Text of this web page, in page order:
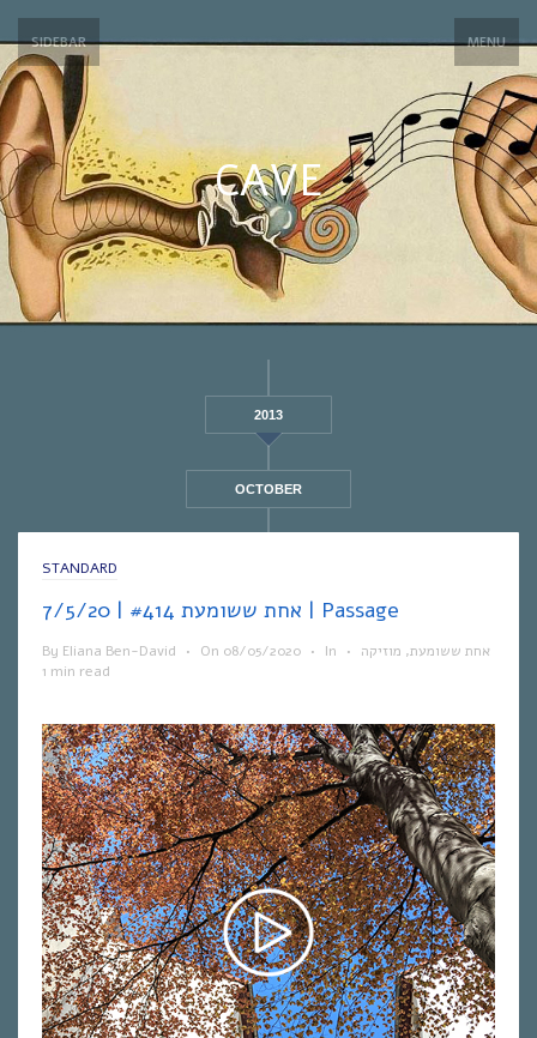
SIDEBAR MENU
CAVE
2013
OCTOBER
STANDARD
אחת ששומעת #414 | 7/5/20 | Passage
By Eliana Ben-David • On 08/05/2020 • In אחת ששומעת, מוזיקה
•
1 min read